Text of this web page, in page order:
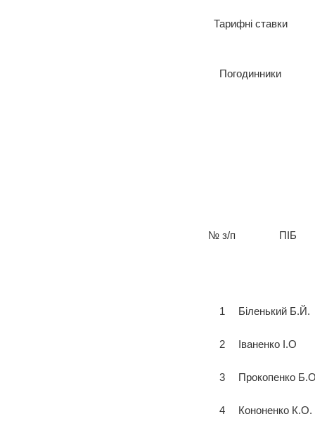
Тарифні ставки
Погодинники
№ з/п ПІБ
1 Біленький Б.Й.
2 Іваненко І.О
3 Прокопенко
4 Кононенко К.О.